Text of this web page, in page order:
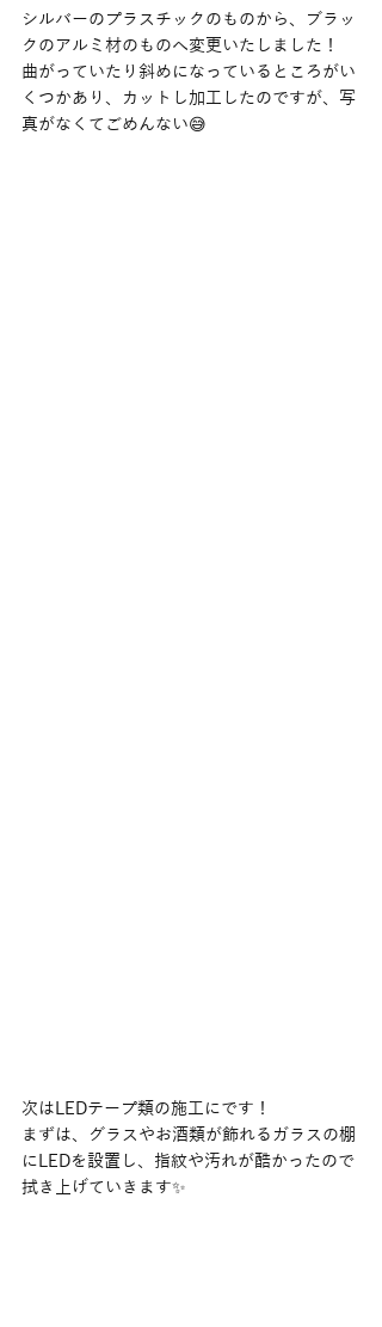
シルバーのプラスチックのものから、ブラッ
クのアルミ材のものへ変更いたしました！
曲がっていたり斜めになっているところがい
くつかあり、カットし加工したのですが、写
真がなくてごめんない😅
次はLEDテープ類の施工にです！
まずは、グラスやお酒類が飾れるガラスの棚
にLEDを設置し、指紋や汚れが酷かったので
拭き上げていきます✨